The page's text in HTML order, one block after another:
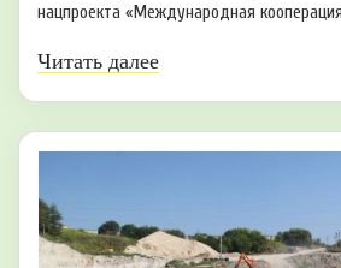
нацпроекта «Международная
Читать далее